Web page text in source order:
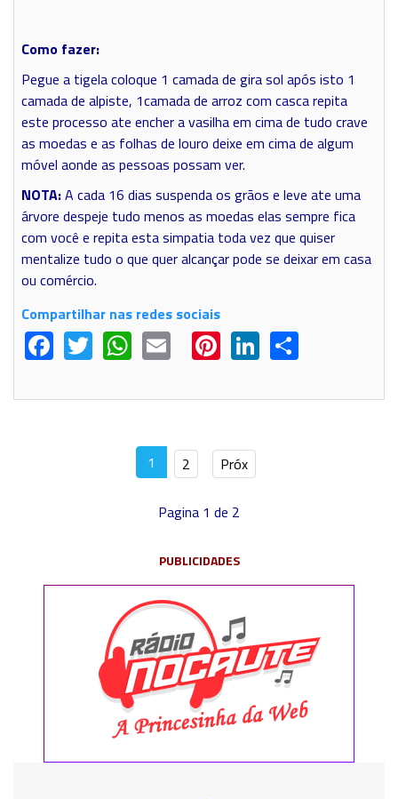
Como fazer:
Pegue a tigela coloque 1 camada de gira sol após isto 1
camada de alpiste, 1camada de arroz com casca repita
este processo ate encher a vasilha em cima de tudo crave
as moedas e as folhas de louro deixe em cima de algum
móvel aonde as pessoas possam ver.
NOTA:A cada 16 dias suspenda os grãos e leve ate uma
árvore despeje tudo menos as moedas elas sempre fica
com você e repita esta simpatia toda vez que quiser
mentalize tudo o que quer alcançar pode se deixar em casa
ou comércio.
Compartilhar nas redes sociais
Facebook
TwitterWhatsApp
EmailPinterest
LinkedIn
1 2 Próx
Pagina 1 de 2
PUBLICIDADES